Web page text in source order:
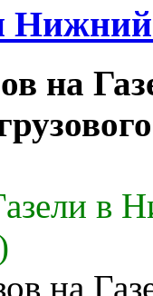
на
в
на